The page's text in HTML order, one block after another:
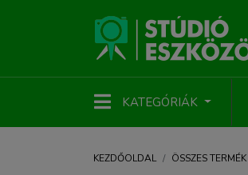
KATEGÓRIÁK
KEZDŐOLDAL ÖSSZES TERMÉK